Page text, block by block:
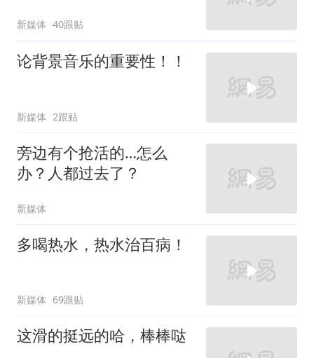
新媒体 40跟贴
论背景音乐的重要性！！
新媒体 2跟贴
旁边有个抢活的…怎么
办？人都过去了？
新媒体
多喝热水，热水治百病！
新媒体 69跟贴
这滑的挺远的哈，棒棒哒